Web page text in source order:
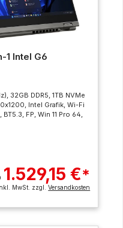
1 Intel G6
32GB DDR5, 1TB NVMe
Intel Grafik, Wi-Fi
FP, Win 11 Pro 64,
1.529,15 €*
MwSt. zzgl.Versandkosten